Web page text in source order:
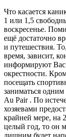
Что касается
1 или 1,5
воскресенье.
ещё достаточно
и путешествия.
время, зависит,
информируют Вас
окрестности.
посещать
заниматься одним
Au Pair . По
хозяевами
крайней мере, на
целый год, то он